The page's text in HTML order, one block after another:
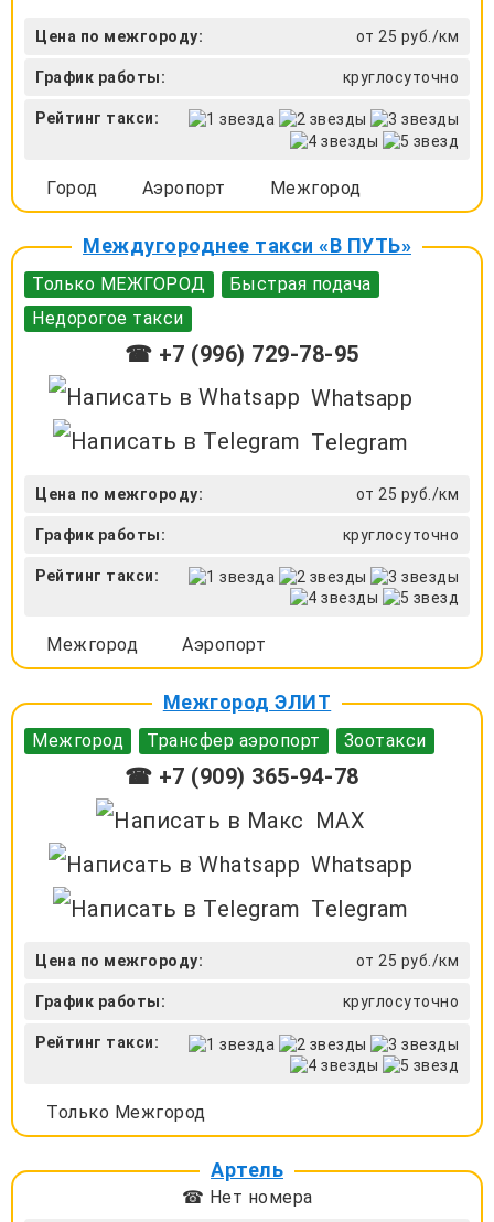
Цена по межгороду: от 25 руб./км
График работы: круглосуточно
Рейтинг такси:
Город Аэропорт Межгород
Междугороднее такси «В ПУТЬ»
Только МЕЖГОРОД
Быстрая подача
Недорогое такси
☎ +7 (996) 729-78-95
Whatsapp
Telegram
Цена по межгороду: от 25 руб./км
График работы: круглосуточно
Рейтинг такси:
Межгород Аэропорт
Межгород ЭЛИТ
Межгород Трансфер аэропорт Зоотакси
☎ +7 (909) 365-94-78
MAX
Whatsapp
Telegram
Цена по межгороду: от 25 руб./км
График работы: круглосуточно
Рейтинг такси:
Только Межгород
Артель
☎ Нет номера